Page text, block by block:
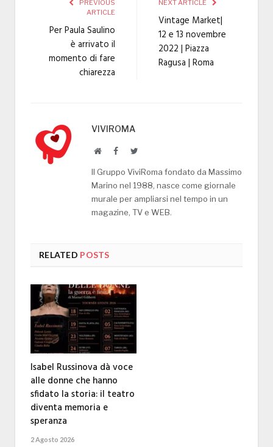
PREVIOUS
ARTICLE
Per Paula Saulino
è arrivato il
momento di fare
chiarezza
NEXT ARTICLE
Vintage Market|
12 e 13 novembre
2022 | Piazza
Ragusa | Roma
VIVIROMA
WebsiteFacebookTwitter
Il Gruppo ViviRoma fondato da Massimo
Marino nel 1988, nasce come giornale
murale per ampliarsi nel tempo in un
magazine, TV e WEB.
RELATED POSTS
Isabel Russinova dà voce
alle donne che hanno
sfidato la storia: il teatro
diventa memoria e
speranza
2 Agosto 2026